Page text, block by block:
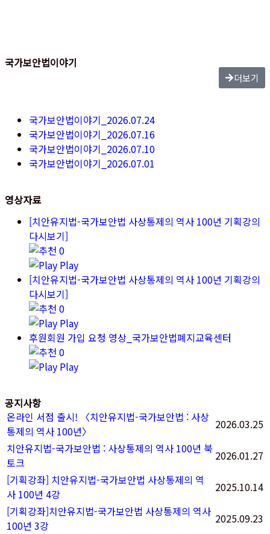
국가보안법이야기
더보기
국가보안법이야기_2026.07.24
국가보안법이야기_2026.07.16
국가보안법이야기_2026.07.10
국가보안법이야기_2026.07.01
영상자료
[치안유지법-국가보안법 사상통제의 역사 100년 기획강의
다시보기]
0
Play
[치안유지법-국가보안법 사상통제의 역사 100년 기획강의
다시보기]
0
Play
후원회원 가입 요청 영상_국가보안법폐지교육센터
0
Play
공지사항
온라인 서점 출시! 〈치안유지법-국가보안법 : 사상
통제의 역사 100년〉
2026.03.25
치안유지법-국가보안법 : 사상통제의 역사 100년 북
토크
2026.01.27
[기획강좌] 치안유지법-국가보안법 사상통제의 역
사 100년 4강
2025.10.14
[기획강좌]치안유지법-국가보안법 사상통제의 역사
100년 3강
2025.09.23